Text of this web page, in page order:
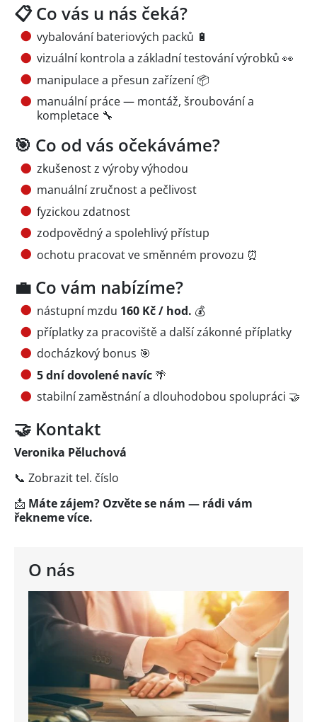
O nás
📋 Co vás u nás čeká?
vybalování bateriových packů 🔋
vizuální kontrola a základní testování výrobků 👀
manipulace a přesun zařízení 📦
manuální práce — montáž, šroubování a
kompletace 🔧
🎯 Co od vás očekáváme?
zkušenost z výroby výhodou
manuální zručnost a pečlivost
fyzickou zdatnost
zodpovědný a spolehlivý přístup
ochotu pracovat ve směnném provozu ⏰
💼 Co vám nabízíme?
nástupní mzdu 160 Kč / hod. 💰
příplatky za pracoviště a další zákonné příplatky
docházkový bonus 🎯
5 dní dovolené navíc 🌴
stabilní zaměstnání a dlouhodobou spolupráci 🤝
🤝 Kontakt
Veronika Pěluchová
📞 Zobrazit tel. číslo
📩 Máte zájem? Ozvěte se nám — rádi vám
řekneme více.